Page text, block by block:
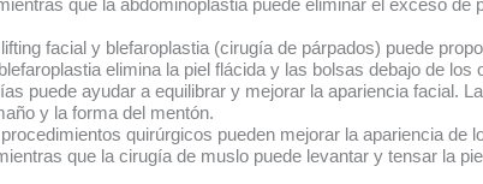
que la abdominoplastia puede eliminar el exceso
facial y blefaroplastia (cirugía de párpados) puede
elimina la piel flácida y las bolsas debajo de los
puede ayudar a equilibrar y mejorar la apariencia facial.
y la forma del mentón.
quirúrgicos pueden mejorar la apariencia
que la cirugía de muslo puede levantar y tensar la